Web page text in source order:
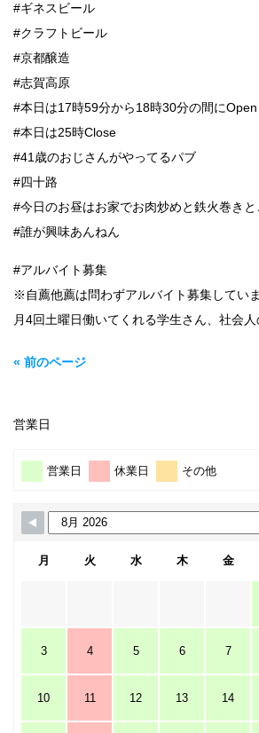
#ギネスビール
#クラフトビール
#京都醸造
#志賀高原
#本日は17時59分から18時30分の間にOpen
#本日は25時Close
#41歳のおじさんがやってるパブ
#四十路
#今日のお昼はお家でお肉炒めと鉄火巻き
#誰が興味あんねん
#アルバイト募集
※自薦他薦は問わずアルバイト募集してい
月4回土曜日働いてくれる学生さん、社会
« 前のページ
営業日
営業日 休業日 その他
月 火 水 木 金
3 4 5 6 7
10 11 12 13 14